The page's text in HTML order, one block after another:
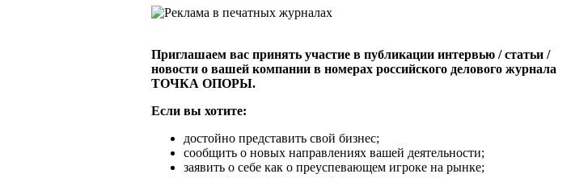
Приглашаем вас принять участие в публикации интервью / статьи /
новости о вашей компании в номерах российского делового журнала
ТОЧКА ОПОРЫ.
Если вы хотите:
достойно представить свой бизнес;
сообщить о новых направлениях вашей деятельности;
заявить о себе как о преуспевающем игроке на рынке;